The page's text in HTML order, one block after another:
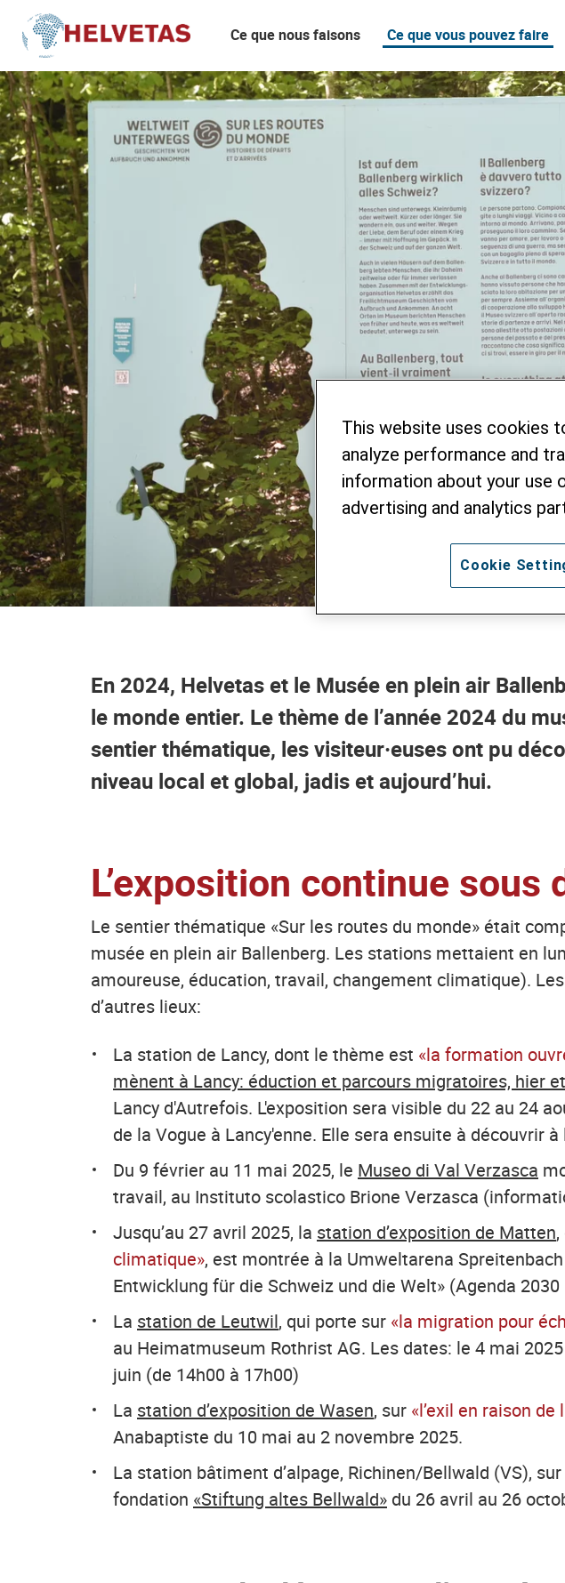
Ce que nous faisons Ce que vous pouvez faire
Table des matières
En 2024, Helvetas et le Musée en plein air
le monde entier. Le thème de l’année 2024 du
sentier thématique, les visiteur·euses ont pu
niveau local et global, jadis et aujourd’hui.
L’exposition continue sous
Le sentier thématique «Sur les routes du monde» était
musée en plein air Ballenberg. Les stations mettaient en
amoureuse, éducation, travail, changement climatique).
d’autres lieux:
La station de Lancy, dont le thème est «la formation
mènent à Lancy: éduction et parcours migratoires, hier
Lancy d'Autrefois. L'exposition sera visible du 22 au 24
de la Vogue à Lancy'enne. Elle sera ensuite à découvrir
Du 9 février au 11 mai 2025, le Museo di Val Verzasca
travail, au Instituto scolastico Brione Verzasca
Jusqu’au 27 avril 2025, la station d’exposition de Matten
climatique», est montrée à la Umweltarena
Entwicklung für die Schweiz und die Welt» (Agenda
La station de Leutwil, qui porte sur «la migration pour
au Heimatmuseum Rothrist AG. Les dates: le 4 mai
juin (de 14h00 à 17h00)
La station d’exposition de Wasen, sur «l’exil en raison
Anabaptiste du 10 mai au 2 novembre 2025.
La station bâtiment d’alpage, Richinen/Bellwald (VS),
fondation «Stiftung altes Bellwald» du 26 avril au 26
This website uses cookies
analyze performance and
information about your use
advertising and analytics
Cookie